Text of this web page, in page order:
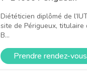
Diététicien diplômé de
site de Périgueux, titulaire
B...
Prendre rendez-vous